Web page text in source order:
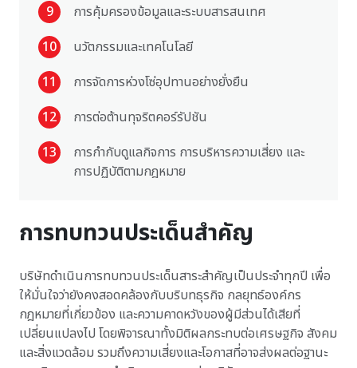
9
การคุ้มครองข้อมูลและระบบสารสนเทศ
10
นวัตกรรมและเทคโนโลยี
11
การจัดการห่วงโซ่อุปทานอย่างยั่งยืน
12
การต่อต้านทุจริตคอร์รัปชัน
13
การกำกับดูแลกิจการ การบริหารความเสี่ยง และ
การปฏิบัติตามกฎหมาย
การทบทวนประเด็นสำคัญ
บริษัทดำเนินการทบทวนประเด็นสาระสำคัญเป็นประจำทุกปี เพื่อ
ให้มั่นใจว่ายังคงสอดคล้องกับบริบทธุรกิจ กลยุทธ์องค์กร
กฎหมายที่เกี่ยวข้อง และความคาดหวังของผู้มีส่วนได้เสียที่
เปลี่ยนแปลงไป โดยพิจารณาทั้งมิติผลกระทบต่อเศรษฐกิจ สังคม
และสิ่งแวดล้อม รวมถึงความเสี่ยงและโอกาสที่อาจส่งผลต่อฐานะ